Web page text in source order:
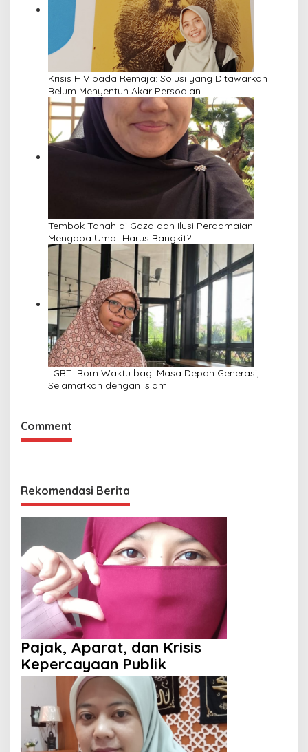
Krisis HIV pada Remaja: Solusi yang Ditawarkan
Belum Menyentuh Akar Persoalan
Tembok Tanah di Gaza dan Ilusi Perdamaian:
Mengapa Umat Harus Bangkit?
LGBT: Bom Waktu bagi Masa Depan Generasi,
Selamatkan dengan Islam
Comment
Rekomendasi Berita
Pajak, Aparat, dan Krisis
Kepercayaan Publik